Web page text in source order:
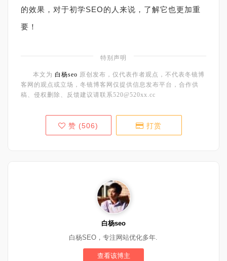
的效果，对于初学SEO的人来说，了解它也更加重
要！
特别声明
本文为 白杨seo 原创发布，仅代表作者观点，不代表冬镜博
客网的观点或立场，冬镜博客网仅提供信息发布平台，合作供
稿、侵权删除、反馈建议请联系520@520xx.cc
赞 (506) 打赏
白杨seo
白杨SEO，专注网站优化多年.
查看该博主